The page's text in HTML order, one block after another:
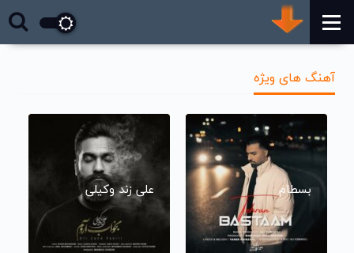
آهنگ های ویژه
بسطام علی زند وکیلی